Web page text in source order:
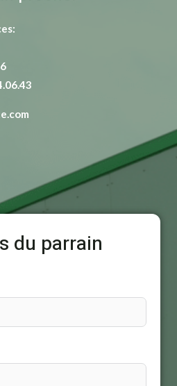
du parrain